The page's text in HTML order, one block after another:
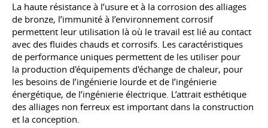
La haute résistance à l’usure et à la corrosion des alliages
de bronze, l’immunité à l’environnement corrosif
permettent leur utilisation là où le travail est lié au contact
avec des fluides chauds et corrosifs. Les caractéristiques
de performance uniques permettent de les utiliser pour
la production d'équipements d'échange de chaleur, pour
les besoins de l’ingénierie lourde et de l’ingénierie
énergétique, de l’ingénierie électrique. L’attrait esthétique
des alliages non ferreux est important dans la construction
et la conception.